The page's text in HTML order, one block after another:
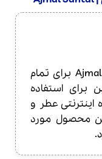
عطر ادکلن اجمل سانتال-Ajmal Santal برای تمام
استفاده
عطر و
محصول مورد